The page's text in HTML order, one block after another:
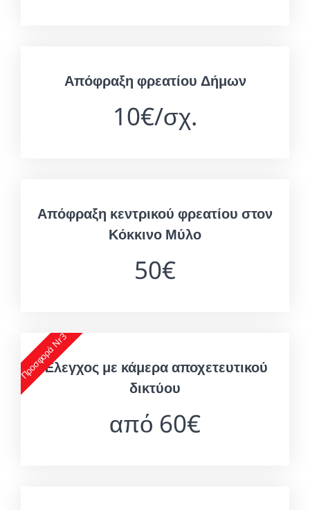
Απόφραξη φρεατίου Δήμων
10€/σχ.
Απόφραξη κεντρικού φρεατίου στον
Κόκκινο Μύλο
50€
Προσφορά Nr3
Έλεγχος με κάμερα αποχετευτικού
δικτύου
από 60€